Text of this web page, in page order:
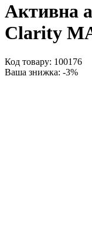
Активна
Clarity
Код товару: 100176
Ваша знижка: -3%